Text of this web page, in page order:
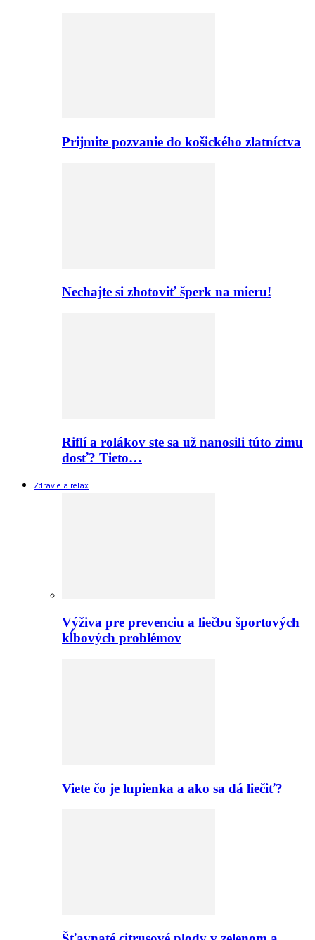
Prijmite pozvanie do košického zlatníctva
Nechajte si zhotoviť šperk na mieru!
Riflí a rolákov ste sa už nanosili túto zimu
dosť? Tieto…
Zdravie a relax
Výživa pre prevenciu a liečbu športových
kĺbových problémov
Viete čo je lupienka a ako sa dá liečiť?